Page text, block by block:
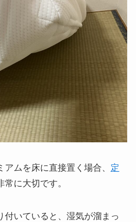
ムを床に直接置く場合、 定
常に大切です。
付いていると、湿気が溜まっ